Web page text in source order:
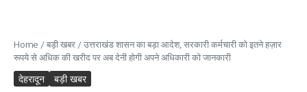
Home /बड़ी खबर /उत्तराखंड शासन का बड़ा आदेश, सरकारी कर्मचारी को इतने हज़ार
रूपये से अधिक की खरीद पर अब देनी होगी अपने अधिकारी को जानकारी
देहरादून बड़ी खबर